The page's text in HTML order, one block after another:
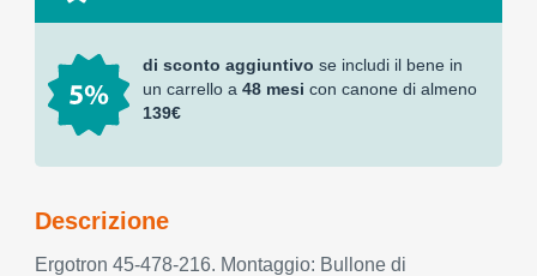
di sconto aggiuntivo se includi il bene in
un carrello a 48 mesi con canone di almeno
139€
Descrizione
Ergotron 45-478-216. Montaggio: Bullone di